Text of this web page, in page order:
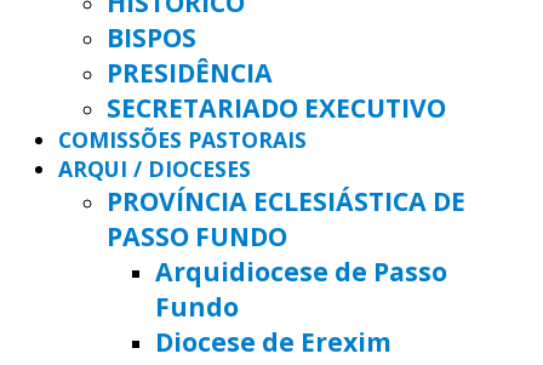
BISPOS
PRESIDÊNCIA
SECRETARIADO EXECUTIVO
COMISSÕES PASTORAIS
ARQUI / DIOCESES
PROVÍNCIA ECLESIÁSTICA DE
PASSO FUNDO
Arquidiocese de Passo
Fundo
Diocese de Erexim